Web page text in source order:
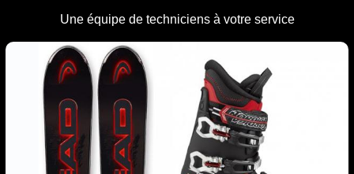
Une équipe de techniciens à votre service